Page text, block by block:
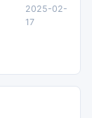
2025-02-
17